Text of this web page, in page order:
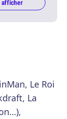
afficher
Le Roi
La